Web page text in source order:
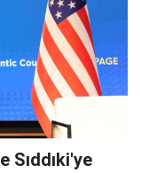
Sıddıki'ye